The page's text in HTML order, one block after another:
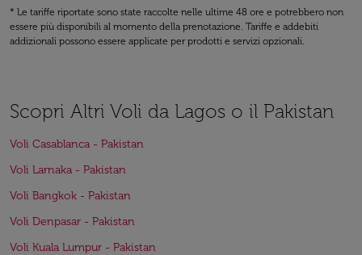
* Le tariffe riportate sono state raccolte nelle ultime 48 ore e potrebbero non
essere più disponibili al momento della prenotazione. Tariffe e addebiti
addizionali possono essere applicate per prodotti e servizi opzionali.
Scopri Altri Voli da Lagos o il Pakistan
Voli Casablanca - Pakistan
Voli Larnaka - Pakistan
Voli Bangkok - Pakistan
Voli Denpasar - Pakistan
Voli Kuala Lumpur - Pakistan